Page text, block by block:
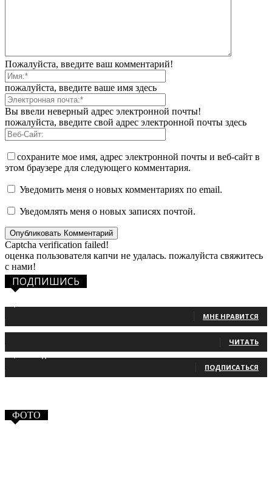
Пожалуйста, введите ваш комментарий!
пожалуйста, введите ваше имя здесь
Вы ввели неверный адрес электронной почты!
пожалуйста, введите свой адрес электронной почты здесь
сохраните мое имя, адрес электронной почты и веб-сайт в
этом браузере для следующего комментария.
Уведомить меня о новых комментариях по email.
Уведомлять меня о новых записях почтой.
Captcha verification failed!
оценка пользователя капчи не удалась. пожалуйста свяжитесь
с нами!
ПОДПИШИСЬ
МНЕ НРАВИТСЯ
ЧИТАТЬ
ПОДПИСАТЬСЯ
ФОТО